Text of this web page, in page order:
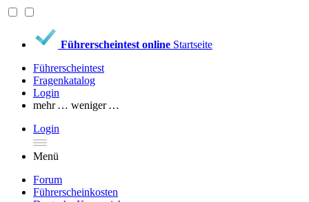
Führerscheintest online Startseite
Führerscheintest
Fragenkatalog
Login
mehr … weniger …
Login
Menü
Forum
Führerscheinkosten